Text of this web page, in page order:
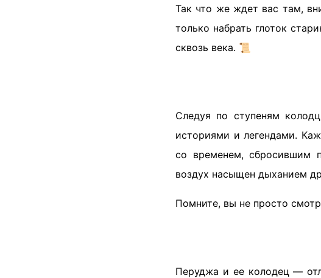
Так что же ждет вас там,
только набрать глоток
сквозь века. 📜
Следуя по ступеням
историями и легендами.
со временем, сбросившим
воздух насыщен дыханием
Помните, вы не просто
Перуджа и ее колодец —